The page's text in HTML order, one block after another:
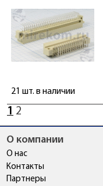
21 шт. в наличии
1 2
О компании
О нас
Контакты
Партнеры